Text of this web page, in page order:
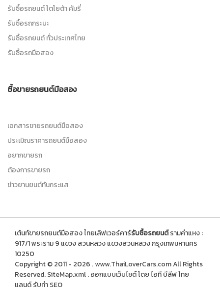
รับซื้อรถยนต์ โตโยต้า คัมรี่
รับซื้อรถกระบะ
รับซื้อรถยนต์ ทั่วประเทศไทย
รับซื้อรถมือสอง
ซื้อขายรถยนต์มือสอง
เอกสารขายรถยนต์มือสอง
ประเมิณราคารถยนต์มือสอง
อยากขายรถ
ต้องการขายรถ
ข่าวยานยนต์ทันกระแส
เต้นท์ขายรถยนต์มือสอง ไทยเลิฟเวอร์คาร์รับซื้อรถยนต์รามคำแหง :
917/1 พระราม 9 แขวง สวนหลวง แขวงสวนหลวง กรุงเทพมหานคร
10250
Copyright © 2011 - 2026 .www.ThaiLoverCars.comAll Rights
Reserved.SiteMap.xml.ออกแบบเว็บไซต์โดย ไอที บีลีฟ ไทย
แลนด์รับทำ SEO